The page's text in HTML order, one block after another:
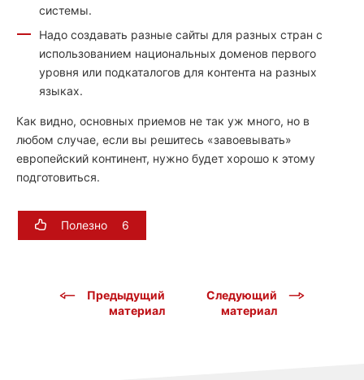
системы.
Надо создавать разные сайты для разных стран с
использованием национальных доменов первого
уровня или подкаталогов для контента на разных
языках.
Как видно, основных приемов не так уж много, но в
любом случае, если вы решитесь «завоевывать»
европейский континент, нужно будет хорошо к этому
подготовиться.
Полезно 6
Предыдущий
материал
Следующий
материал